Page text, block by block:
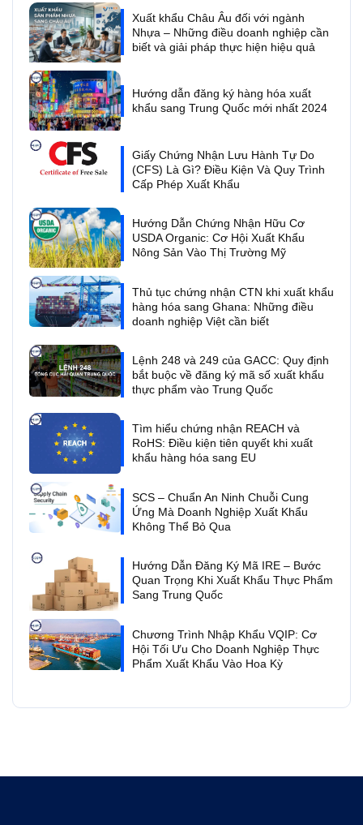
Xuất khẩu Châu Âu đối với ngành
Nhựa – Những điều doanh nghiệp cần
biết và giải pháp thực hiện hiệu quả
Hướng dẫn đăng ký hàng hóa xuất
khẩu sang Trung Quốc mới nhất 2024
Giấy Chứng Nhận Lưu Hành Tự Do
(CFS) Là Gì? Điều Kiện Và Quy Trình
Cấp Phép Xuất Khẩu
Hướng Dẫn Chứng Nhận Hữu Cơ
USDA Organic: Cơ Hội Xuất Khẩu
Nông Sản Vào Thị Trường Mỹ
Thủ tục chứng nhận CTN khi xuất khẩu
hàng hóa sang Ghana: Những điều
doanh nghiệp Việt cần biết
Lệnh 248 và 249 của GACC: Quy định
bắt buộc về đăng ký mã số xuất khẩu
thực phẩm vào Trung Quốc
Tìm hiểu chứng nhận REACH và
RoHS: Điều kiện tiên quyết khi xuất
khẩu hàng hóa sang EU
SCS – Chuẩn An Ninh Chuỗi Cung
Ứng Mà Doanh Nghiệp Xuất Khẩu
Không Thể Bỏ Qua
Hướng Dẫn Đăng Ký Mã IRE – Bước
Quan Trọng Khi Xuất Khẩu Thực Phẩm
Sang Trung Quốc
Chương Trình Nhập Khẩu VQIP: Cơ
Hội Tối Ưu Cho Doanh Nghiệp Thực
Phẩm Xuất Khẩu Vào Hoa Kỳ